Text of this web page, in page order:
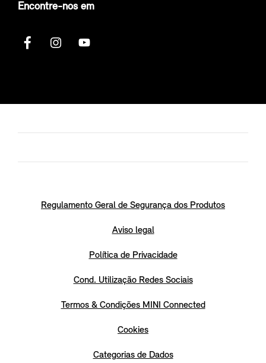
Encontre-nos em
Regulamento Geral de Segurança dos Produtos
Aviso legal
Política de Privacidade
Cond. Utilização Redes Sociais
Termos & Condições MINI Connected
Cookies
Categorias de Dados